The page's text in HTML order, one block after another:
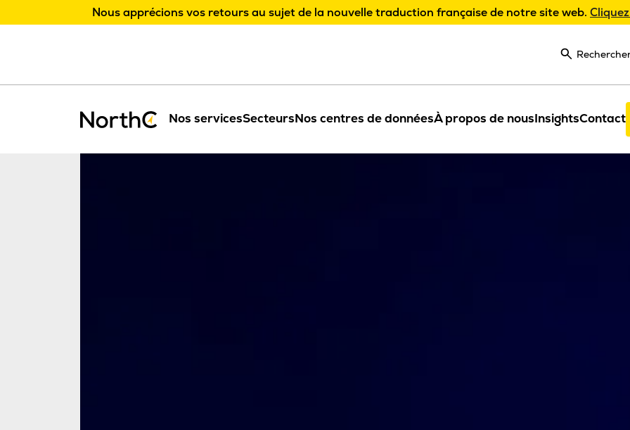
Nous apprécions vos retours au sujet de la nouvelle traduction française de notre site web.
Nos servicesSecteursNos centres de donnéesÀ propos de nousInsightsContact